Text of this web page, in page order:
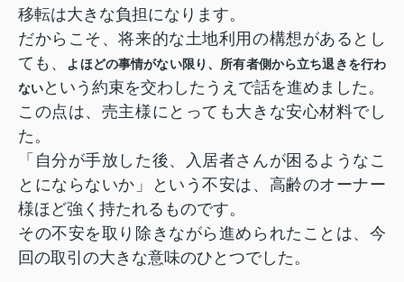
移転は大きな負担になります。
だからこそ、将来的な土地利用の構想があるとし
ても、
よほどの事情がない限り、所有者側から立ち退きを行わ
ないという約束を交わしたうえで話を進めました。
この点は、売主様にとっても大きな安心材料でし
た。
「自分が手放した後、入居者さんが困るようなこ
とにならないか」という不安は、高齢のオーナー
様ほど強く持たれるものです。
その不安を取り除きながら進められたことは、今
回の取引の大きな意味のひとつでした。